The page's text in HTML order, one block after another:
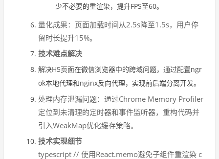
少不必要的重渲染，提升FPS至60。
量化成果：页面加载时间从2.5s降至1.5s，用户停
留时长提升15%。
技术难点解决
解决H5页面在微信浏览器中的跨域问题，通过配置ngr
ok本地代理和nginx反向代理，实现前后端分离开发。
处理内存泄漏问题：通过Chrome Memory Profiler
定位到未清理的定时器和事件监听器，重构代码并
引入WeakMap优化缓存策略。
技术实现细节
typescript // 使用React.memo避免子组件重渲染 c